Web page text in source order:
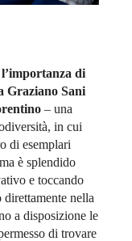
di
Graziano Sani
– una
in cui
di esemplari
è splendido
e toccando
direttamente nella
a disposizione le
di trovare